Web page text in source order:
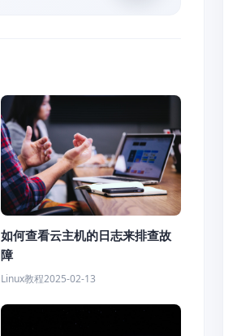
如何查看云主机的日志来排查故
障
Linux教程2025-02-13